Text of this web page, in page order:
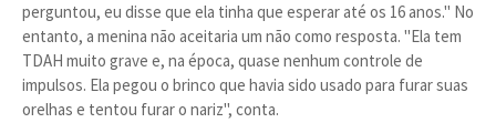
perguntou, eu disse que ela tinha que esperar até os 16 anos." No
entanto, a menina não aceitaria um não como resposta. "Ela tem
TDAH muito grave e, na época, quase nenhum controle de
impulsos. Ela pegou o brinco que havia sido usado para furar suas
orelhas e tentou furar o nariz", conta.